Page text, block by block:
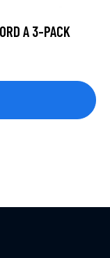
A 3-PACK